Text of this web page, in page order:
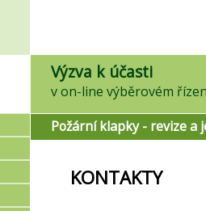
Výzva k účasti
Požární klapky - revize a
KONTAKTY